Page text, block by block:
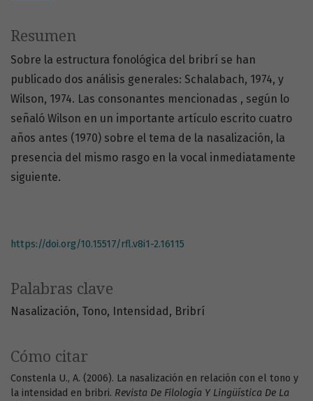
Palabras clave
Nasalización Tono Intensidad Bribrí
Cómo citar
Constenla U., A. (2006). La nasalización en relación con el tono y
la intensidad en bribri. Revista De Filología Y Lingüística De La
Resumen
Sobre la estructura fonológica del bribrí se han
publicado dos análisis generales: Schalabach, 1974, y
Wilson, 1974. Las consonantes mencionadas , según lo
señaló Wilson en un importante artículo escrito cuatro
años antes (1970) sobre el tema de la nasalización, la
presencia del mismo rasgo en la vocal inmediatamente
siguiente.
https://doi.org/10.15517/rfl.v8i1-2.16115